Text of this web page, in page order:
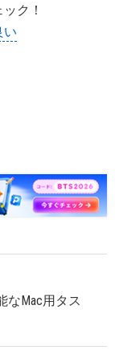
ク！
なMac用タス